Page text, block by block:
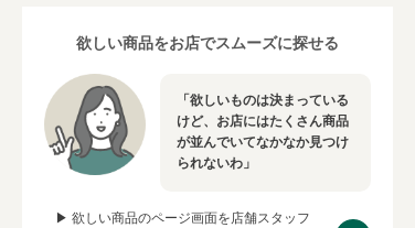
欲しい商品をお店でスムーズに探せる
「欲しいものは決まっている
けど、お店にはたくさん商品
が並んでいてなかなか見つけ
られないわ」
▶ 欲しい商品のページ画面を店舗スタッフ